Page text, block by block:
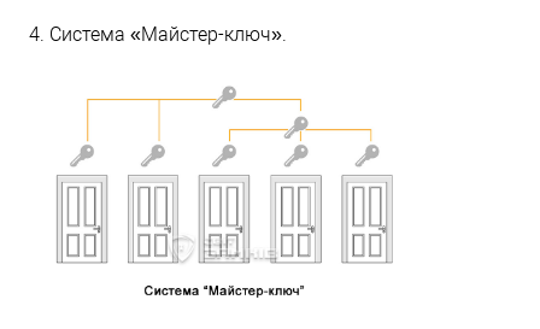
4. Система «Майстер-ключ».